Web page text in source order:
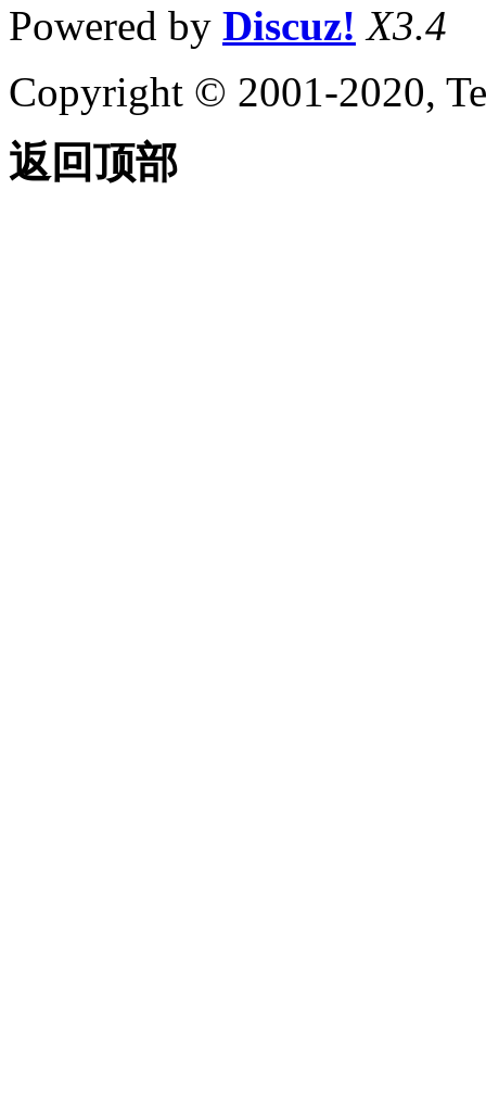
Powered by Discuz! X3.4
Copyright © 2001-2020,
返回顶部